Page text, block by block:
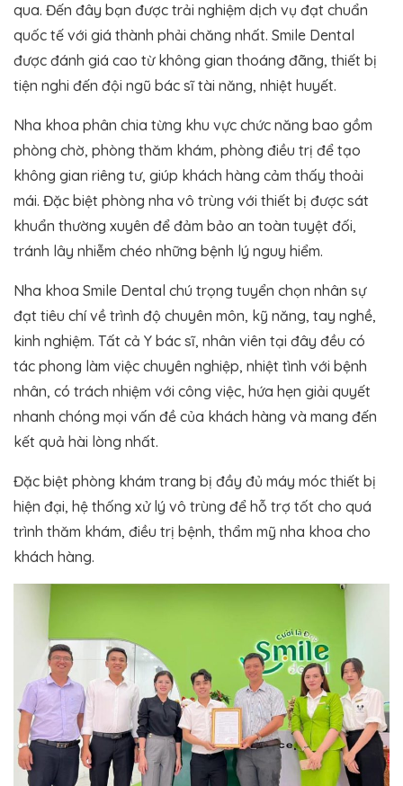
qua. Đến đây bạn được trải nghiệm dịch vụ đạt chuẩn
quốc tế với giá thành phải chăng nhất. Smile Dental
được đánh giá cao từ không gian thoáng đãng, thiết bị
tiện nghi đến đội ngũ bác sĩ tài năng, nhiệt huyết.
Nha khoa phân chia từng khu vực chức năng bao gồm
phòng chờ, phòng thăm khám, phòng điều trị để tạo
không gian riêng tư, giúp khách hàng cảm thấy thoải
mái. Đặc biệt phòng nha vô trùng với thiết bị được sát
khuẩn thường xuyên để đảm bảo an toàn tuyệt đối,
tránh lây nhiễm chéo những bệnh lý nguy hiểm.
Nha khoa Smile Dental chú trọng tuyển chọn nhân sự
đạt tiêu chí về trình độ chuyên môn, kỹ năng, tay nghề,
kinh nghiệm. Tất cả Y bác sĩ, nhân viên tại đây đều có
tác phong làm việc chuyên nghiệp, nhiệt tình với bệnh
nhân, có trách nhiệm với công việc, hứa hẹn giải quyết
nhanh chóng mọi vấn đề của khách hàng và mang đến
kết quả hài lòng nhất.
Đặc biệt phòng khám trang bị đầy đủ máy móc thiết bị
hiện đại, hệ thống xử lý vô trùng để hỗ trợ tốt cho quá
trình thăm khám, điều trị bệnh, thẩm mỹ nha khoa cho
khách hàng.